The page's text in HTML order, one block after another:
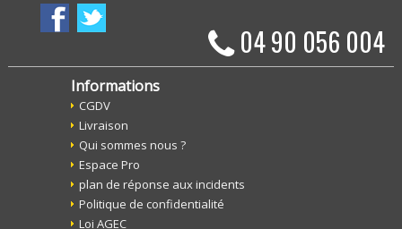
04 90 056 004
Informations
CGDV
Livraison
Qui sommes nous ?
Espace Pro
plan de réponse aux incidents
Politique de confidentialité
Loi AGEC